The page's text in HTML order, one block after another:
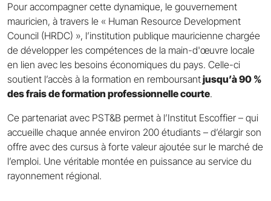
Pour accompagner cette dynamique, le gouvernement
mauricien, à travers le « Human Resource Development
Council (HRDC) », l’institution publique mauricienne chargée
de développer les compétences de la main-d'œuvre locale
en lien avec les besoins économiques du pays. Celle-ci
soutient l’accès à la formation en remboursantjusqu’à 90 %
des frais de formation professionnelle courte.
Ce partenariat avec PST&B permet à l’Institut Escoffier – qui
accueille chaque année environ 200 étudiants – d’élargir son
offre avec des cursus à forte valeur ajoutée sur le marché de
l’emploi. Une véritable montée en puissance au service du
rayonnement régional.